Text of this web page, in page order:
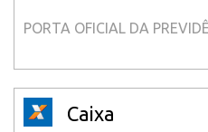
PORTA OFICIAL DA
Caixa